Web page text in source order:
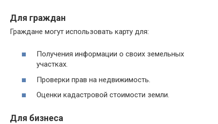
Для граждан
Граждане могут использовать карту для:
Получения информации о своих земельных
участках.
Проверки прав на недвижимость.
Оценки кадастровой стоимости земли.
Для бизнеса